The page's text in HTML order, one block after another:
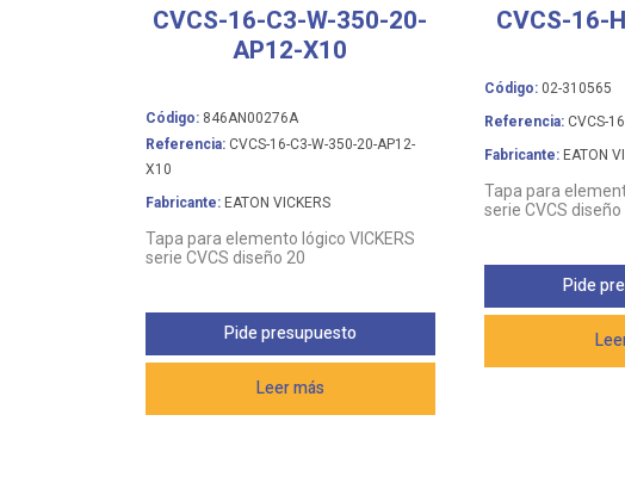
CVCS-16-C3-W-350-20-
AP12-X10
Código: 846AN00276A
Referencia: CVCS-16-C3-W-350-20-AP12-
X10
Fabricante: EATON VICKERS
Tapa para elemento lógico VICKERS
serie CVCS diseño 20
Leer más
Pide presupuesto
CVCS-16-
Código: 02-310565
Referencia: CVCS-
Fabricante: EATON
Tapa para
serie CVCS diseño
Pide